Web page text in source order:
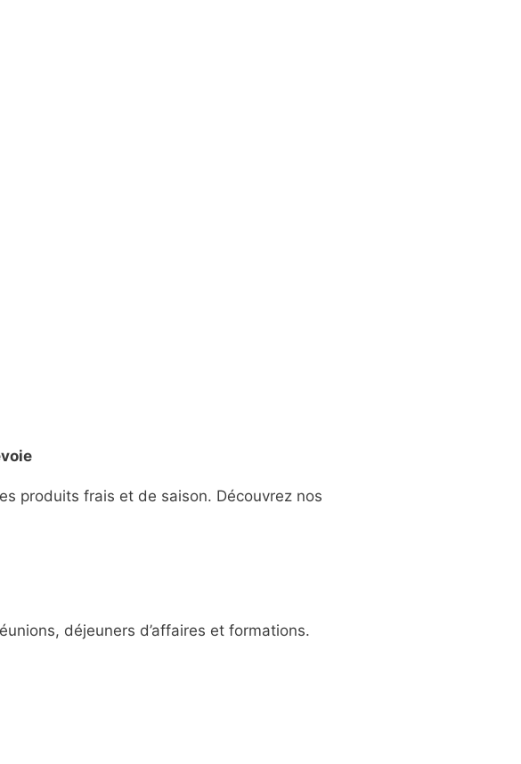
produits frais et de saison. Découvrez nos
déjeuners d’affaires et formations.